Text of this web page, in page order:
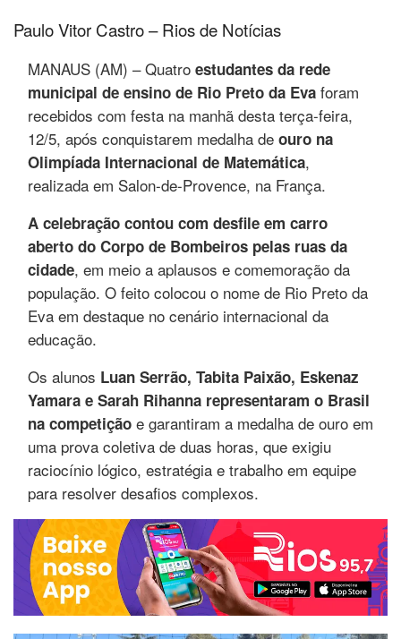
Paulo Vitor Castro – Rios de Notícias
MANAUS (AM) – Quatro estudantes da rede
municipal de ensino de Rio Preto da Eva foram
recebidos com festa na manhã desta terça-feira,
12/5, após conquistarem medalha de ouro na
Olimpíada Internacional de Matemática,
realizada em Salon-de-Provence, na França.
A celebração contou com desfile em carro
aberto do Corpo de Bombeiros pelas ruas da
cidade, em meio a aplausos e comemoração da
população. O feito colocou o nome de Rio Preto da
Eva em destaque no cenário internacional da
educação.
Os alunos Luan Serrão, Tabita Paixão, Eskenaz
Yamara e Sarah Rihanna representaram o Brasil
na competição e garantiram a medalha de ouro em
uma prova coletiva de duas horas, que exigiu
raciocínio lógico, estratégia e trabalho em equipe
para resolver desafios complexos.